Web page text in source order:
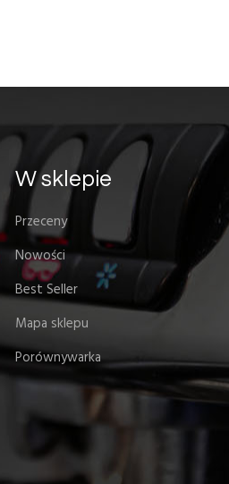
W sklepie
Przeceny
Nowości
Best Seller
Mapa sklepu
Porównywarka